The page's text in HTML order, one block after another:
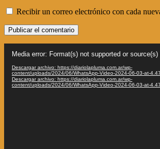
Recibir un correo electrónico con cada
vídeo
Media error: Format(s) not supported or source(s)
Descargar archivo: https://diariolapluma.com.ar/wp-
content/uploads/2024/06/WhatsApp-Video-2024-06-03-at-
Descargar archivo: https://diariolapluma.com.ar/wp-
content/uploads/2024/06/WhatsApp-Video-2024-06-03-at-